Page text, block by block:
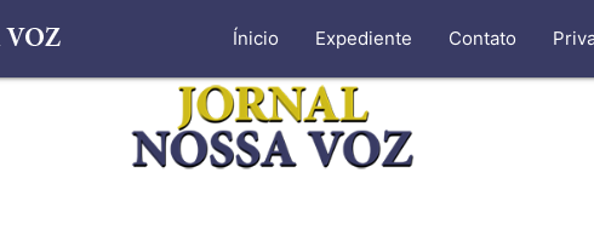
Ínicio Expediente Contato